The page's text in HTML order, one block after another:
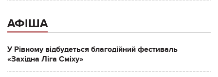
АФІША
У Рівному відбудеться благодійний фестиваль
«Західна Ліга Сміху»